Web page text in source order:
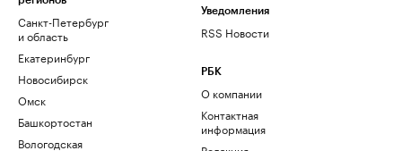
Санкт-Петербург
и область
Екатеринбург
Новосибирск
Омск
Башкортостан
Вологодская
Уведомления
RSS Новости
РБК
О компании
Контактная
информация